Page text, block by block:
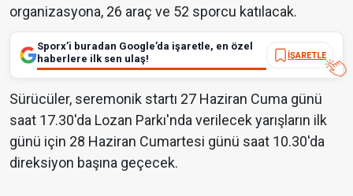
organizasyona, 26 araç ve 52 sporcu katılacak.
Sporx’i buradan Google’da işaretle, en özel
haberlere ilk sen ulaş!
İŞARETLE
Sürücüler, seremonik startı 27 Haziran Cuma günü
saat 17.30'da Lozan Parkı'nda verilecek yarışların ilk
günü için 28 Haziran Cumartesi günü saat 10.30'da
direksiyon başına geçecek.